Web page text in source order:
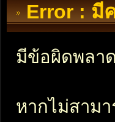
Error : มีค
มีข้อผิดพลา
หากไม่สาม